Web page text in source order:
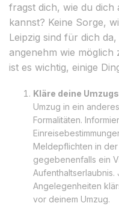
fragst dich, wie du
kannst? Keine Sorge,
Leipzig sind für dich
angenehm wie möglich
ist es wichtig, einige
Kläre deine
Umzug in ein
Formalitäten.
Meldepflichten in
gegebenenfalls ein
Angelegenheiten
vor deinem Umzug.